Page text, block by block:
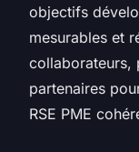
objectifs
mesurables et
collaborateurs,
partenaires
RSE PME